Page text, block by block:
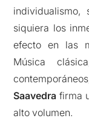
siquiera los
efecto en las
Música
Saavedra firma
alto volumen.